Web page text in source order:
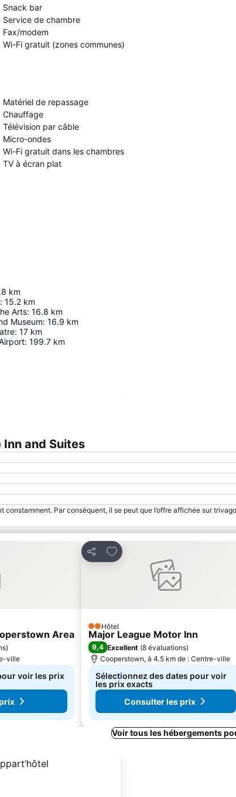
Snack bar
Service de chambre
Fax/modem
Wi-Fi gratuit (zones communes)
Matériel de repassage
Chauffage
Télévision par câble
Micro-ondes
Wi-Fi gratuit dans les chambres
TV à écran plat
km
: 15.2 km
Arts: 16.8 km
Museum: 16.9 km
: 17 km
: 199.7 km
and Suites
Par conséquent, il se peut que l’offre affichée sur
Area
)
ville
voir les prix
Partager
Ajouter à mes favoris
2 Étoiles
Hôtel
Major League Motor Inn
9,4 Excellent (8 évaluations)
Cooperstown, à 4.5 km de : Centre-ville
Sélectionnez des dates pour voir
les prix exacts
Consulter les prix
Voir tous les hébergements